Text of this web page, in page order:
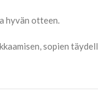
hyvän otteen.
sopien